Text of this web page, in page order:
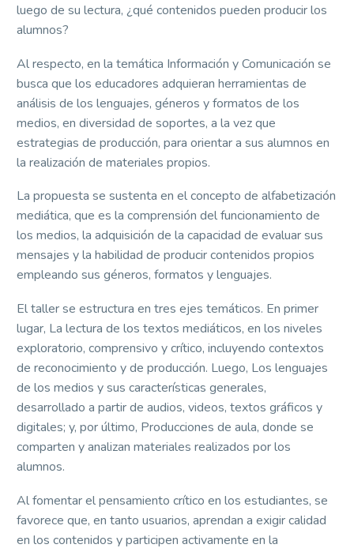
luego de su lectura, ¿qué contenidos pueden producir los
alumnos?
Al respecto, en la temática Información y Comunicación se
busca que los educadores adquieran herramientas de
análisis de los lenguajes, géneros y formatos de los
medios, en diversidad de soportes, a la vez que
estrategias de producción, para orientar a sus alumnos en
la realización de materiales propios.
La propuesta se sustenta en el concepto de alfabetización
mediática, que es la comprensión del funcionamiento de
los medios, la adquisición de la capacidad de evaluar sus
mensajes y la habilidad de producir contenidos propios
empleando sus géneros, formatos y lenguajes.
El taller se estructura en tres ejes temáticos. En primer
lugar, La lectura de los textos mediáticos, en los niveles
exploratorio, comprensivo y crítico, incluyendo contextos
de reconocimiento y de producción. Luego, Los lenguajes
de los medios y sus características generales,
desarrollado a partir de audios, videos, textos gráficos y
digitales; y, por último, Producciones de aula, donde se
comparten y analizan materiales realizados por los
alumnos.
Al fomentar el pensamiento crítico en los estudiantes, se
favorece que, en tanto usuarios, aprendan a exigir calidad
en los contenidos y participen activamente en la